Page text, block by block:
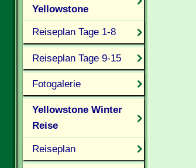
Yellowstone
Reiseplan Tage 1-8
Reiseplan Tage 9-15
Fotogalerie
Yellowstone Winter
Reise
Reiseplan